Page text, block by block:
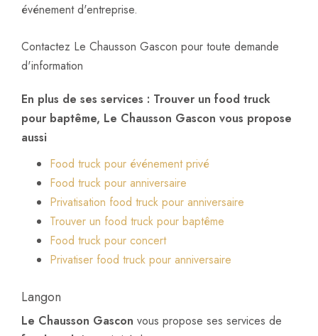
événement d'entreprise.
Contactez Le Chausson Gascon pour toute demande
d'information
En plus de ses services : Trouver un food truck
pour baptême, Le Chausson Gascon vous propose
aussi
Food truck pour événement privé
Food truck pour anniversaire
Privatisation food truck pour anniversaire
Trouver un food truck pour baptême
Food truck pour concert
Privatiser food truck pour anniversaire
Langon
Le Chausson Gascon vous propose ses services de